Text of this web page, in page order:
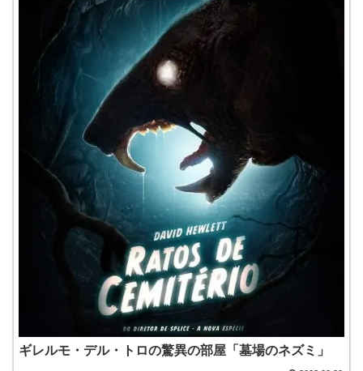
ギレルモ・デル・トロの驚異の部屋「墓場のネズミ」